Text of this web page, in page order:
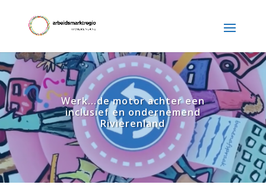
Werk...de motor achter een
inclusief en ondernemend
Rivierenland